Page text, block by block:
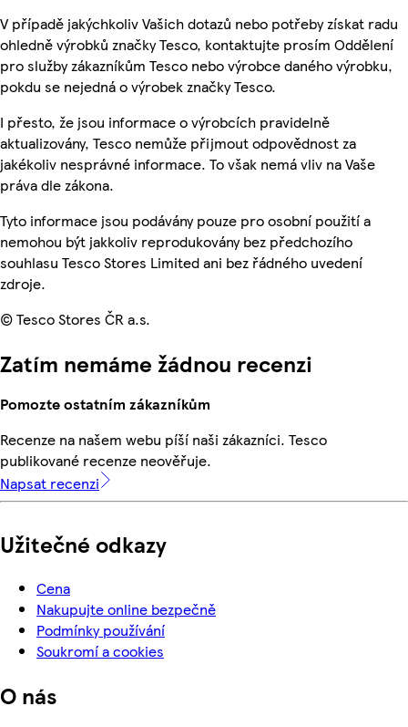
V případě jakýchkoliv Vašich dotazů nebo potřeby získat radu
ohledně výrobků značky Tesco, kontaktujte prosím Oddělení
pro služby zákazníkům Tesco nebo výrobce daného výrobku,
pokdu se nejedná o výrobek značky Tesco.
I přesto, že jsou informace o výrobcích pravidelně
aktualizovány, Tesco nemůže přijmout odpovědnost za
jakékoliv nesprávné informace. To však nemá vliv na Vaše
práva dle zákona.
Tyto informace jsou podávány pouze pro osobní použití a
nemohou být jakkoliv reprodukovány bez předchozího
souhlasu Tesco Stores Limited ani bez řádného uvedení
zdroje.
© Tesco Stores ČR a.s.
Zatím nemáme žádnou recenzi
Pomozte ostatním zákazníkům
Recenze na našem webu píší naši zákazníci. Tesco
publikované recenze neověřuje.
Napsat recenzi
Užitečné odkazy
Cena
Nakupujte online bezpečně
Podmínky používání
Soukromí a cookies
O nás